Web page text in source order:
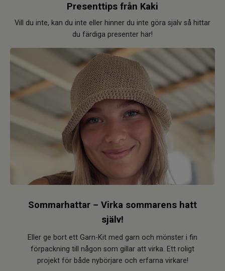
Presenttips från Kaki
Vill du inte, kan du inte eller hinner du inte göra själv så hittar
du färdiga presenter här!
Sommarhattar – Virka sommarens hatt
själv!
Eller ge bort ett Garn-Kit med garn och mönster i fin
förpackning till någon som gillar att virka. Ett roligt
projekt för både nybörjare och erfarna virkare!